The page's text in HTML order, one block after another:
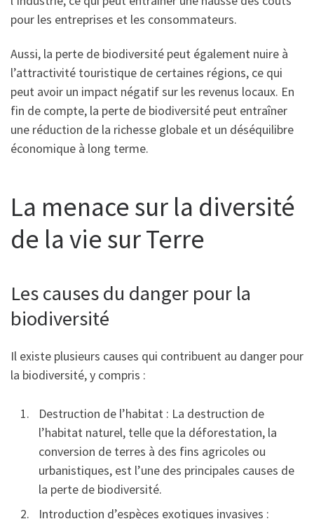
pour les entreprises et les consommateurs.
Aussi, la perte de biodiversité peut également nuire à
l’attractivité touristique de certaines régions, ce qui
peut avoir un impact négatif sur les revenus locaux. En
fin de compte, la perte de biodiversité peut entraîner
une réduction de la richesse globale et un déséquilibre
économique à long terme.
La menace sur la diversité
de la vie sur Terre
Les causes du danger pour la
biodiversité
Il existe plusieurs causes qui contribuent au danger pour
la biodiversité, y compris :
Destruction de l’habitat : La destruction de
l’habitat naturel, telle que la déforestation, la
conversion de terres à des fins agricoles ou
urbanistiques, est l’une des principales causes de
la perte de biodiversité.
Introduction d’espèces exotiques invasives :